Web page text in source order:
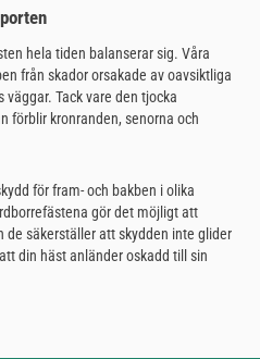
hela tiden balanserar sig. Våra
från skador orsakade av oavsiktliga
Tack vare den tjocka
förblir kronranden, senorna och
för fram- och bakben i olika
gör det möjligt att
de säkerställer att skydden inte glider
din häst anländer oskadd till sin